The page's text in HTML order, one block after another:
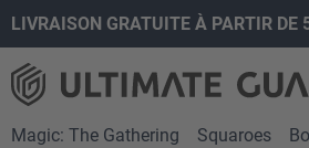
Passer à la
LIVRAISON GRATUITE À PARTIR DE
Magic: The Gathering Squaroes